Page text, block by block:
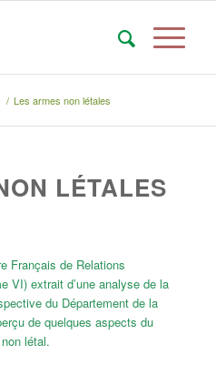
/ Les armes non létales
LÉTALES
Français de Relations
VI) extrait d’une analyse de la
du Département de la
de quelques aspects du
létal.